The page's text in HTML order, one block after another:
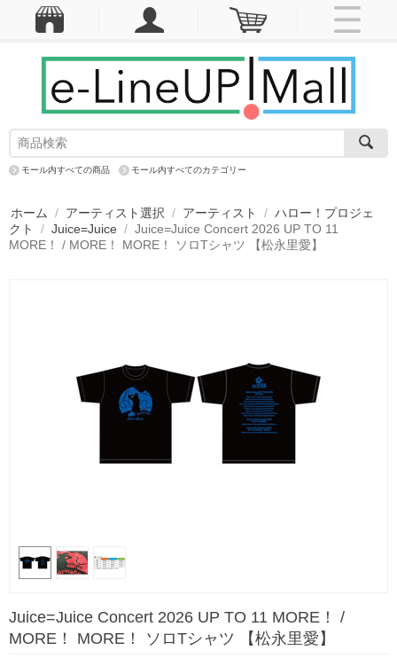
モール内すべての商品 モール内すべてのカテゴリー
ホーム / アーティスト選択 / アーティスト / ハロー！プロジェ
クト
/ Juice=Juice / Juice=Juice Concert 2026 UP TO 11
MORE！ / MORE！ MORE！ ソロTシャツ 【松永里愛】
Juice=Juice Concert 2026 UP TO 11 MORE！ /
MORE！ MORE！ ソロTシャツ 【松永里愛】